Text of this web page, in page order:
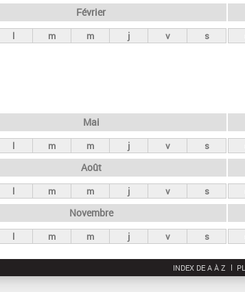
Février
l m m j v s
Mai
l m m j v s
Août
l m m j v s
Novembre
l m m j v s
INDEX DE A À Z